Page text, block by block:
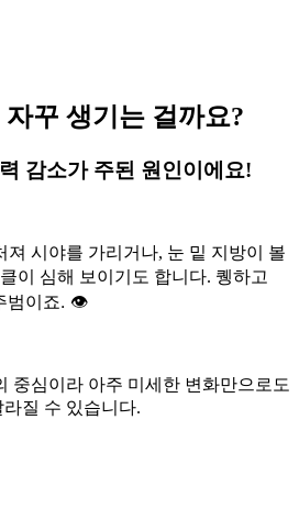
꾸 생기는 걸까요?
감소가 주된 원인이에요!
져 시야를 가리거나, 눈 밑 지방이 볼
이 심해 보이기도 합니다. 퀭하고
범이죠. 👁️
중심이라 아주 미세한 변화만으로도
질 수 있습니다.